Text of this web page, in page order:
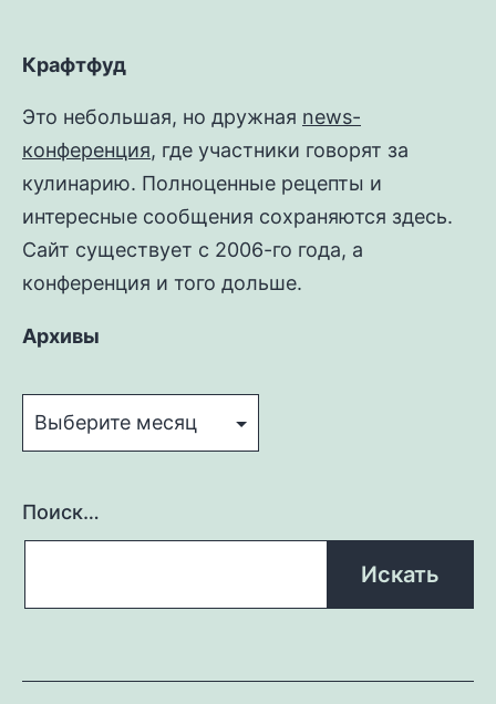
Крафтфуд
Это небольшая, но дружная news-
конференция, где участники говорят за
кулинарию. Полноценные рецепты и
интересные сообщения сохраняются здесь.
Сайт существует с 2006-го года, а
конференция и того дольше.
Архивы
Поиск…